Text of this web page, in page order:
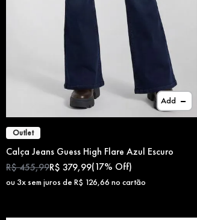
Add
Outlet
Calça Jeans Guess High Flare Azul Escuro
R$455,99R$ 379,99(17% Off)
ou 3x sem juros de R$ 126,66 no cartão